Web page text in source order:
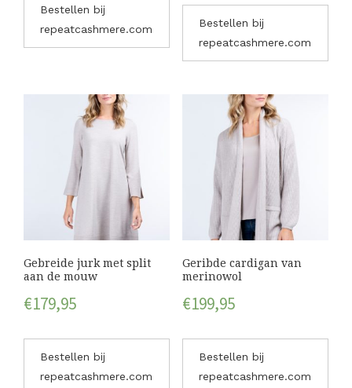
Bestellen bij
repeatcashmere.com
Bestellen bij
repeatcashmere.com
Gebreide jurk met split
aan de mouw
€179,95
Bestellen bij
repeatcashmere.com
Geribde cardigan van
merinowol
€199,95
Bestellen bij
repeatcashmere.com